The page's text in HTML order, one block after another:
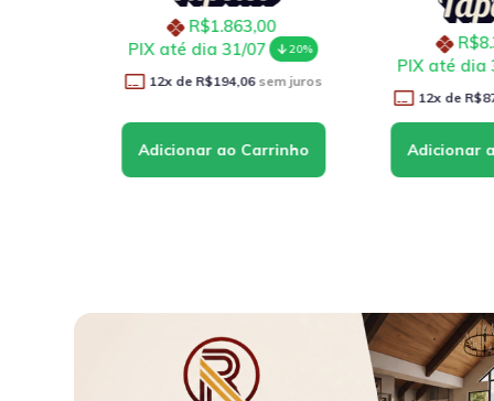
R$1.863,00
PIX até dia 31/07
20%
12 x de R$194,06sem juros
PIX até dia
12 x de